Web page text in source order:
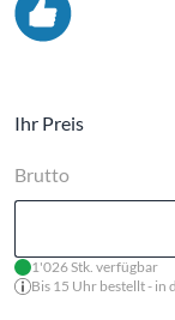
Ihr Preis
Brutto
1'026 Stk. verfügbar
Bis 15 Uhr bestellt - in